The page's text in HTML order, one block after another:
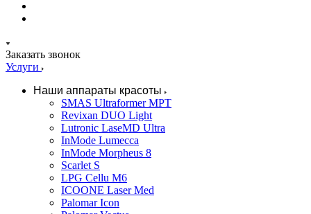
Заказать звонок
Услуги
Наши аппараты красоты
SMAS Ultraformer MPT
Revixan DUO Light
Lutronic LaseMD Ultra
InMode Lumecca
InMode Morpheus 8
Scarlet S
LPG Cellu M6
ICOONE Laser Med
Palomar Icon